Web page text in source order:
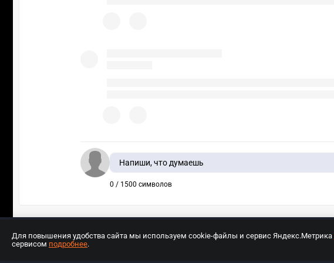
Напиши, что думаешь
0 / 1500 символов
Для повышения удобства сайта мы используем cookie-файлы и сервис Яндекс.Метрика
сервисом подробнее.